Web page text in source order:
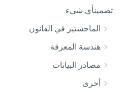
تضمينأي شيء
الماجستير في القانون
هندسة المعرفة
مصادر البيانات
أخرى